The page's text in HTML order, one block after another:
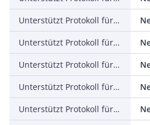
Unterstützt Protokoll für ASI
Unterstützt Protokoll für KNX
Unterstützt Protokoll für Modbus
Unterstützt Protokoll für Data-Highway
Unterstützt Protokoll für DeviceNet